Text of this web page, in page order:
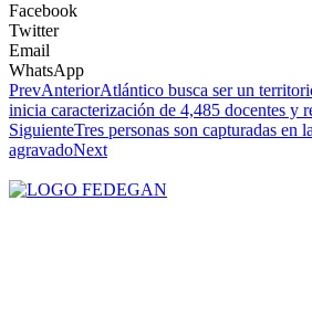
Facebook
Twitter
Email
WhatsApp
PrevAnteriorAtlántico busca ser un
inicia caracterización de 4,485 docentes y
SiguienteTres personas son capturadas en
agravadoNext